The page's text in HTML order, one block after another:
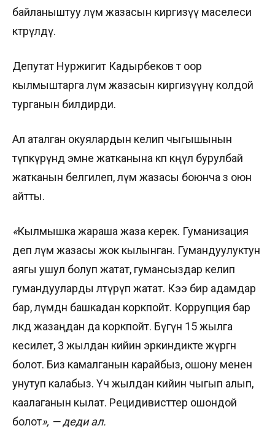
байланыштуу өлүм жазасын киргизүү маселеси
көтөрүлдү.
Депутат Нуржигит Кадырбеков өтө оор
кылмыштарга өлүм жазасын киргизүүнү колдой
турганын билдирди.
Ал аталган окуялардын келип чыгышынын
түпкүрүндө эмне жатканына көп көңүл бурулбай
жатканын белгилеп, өлүм жазасы боюнча өз оюн
айтты.
«Кылмышка жараша жаза керек. Гуманизация
деп өлүм жазасы жок кылынган. Гумандуулуктун
аягы ушул болуп жатат, гумансыздар келип
гумандууларды өлтүрүп жатат. Кээ бир адамдар
бар, өлүмдөн башкадан коркпойт. Коррупция бар
өлкөдө жазаңдан да коркпойт. Бүгүн 15 жылга
кесилет, 3 жылдан кийин эркиндикте жүргөн
болот. Биз камалганын карайбыз, ошону менен
унутуп калабыз. Үч жылдан кийин чыгып алып,
каалаганын кылат. Рецидивисттер ошондой
болот», — деди ал.